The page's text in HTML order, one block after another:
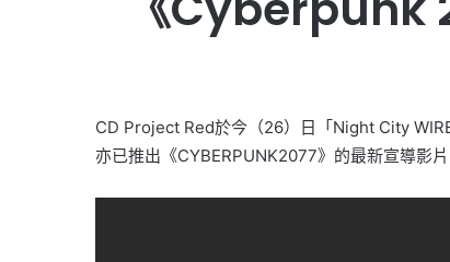
CD Project Red於今（26）日「Night City
亦已推出《CYBERPUNK2077》的最新宣導影片